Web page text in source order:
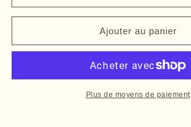
Ajouter au panier
Plus de moyens de paiement